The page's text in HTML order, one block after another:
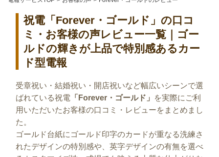
祝電「Forever・ゴールド」の口コ
ミ・お客様の声レビュー一覧｜ゴー
ルドの輝きが上品で特別感あるカー
ド型電報
受章祝い・結婚祝い・開店祝いなど幅広いシーンで選
ばれている祝電 「Forever・ゴールド」
を実際にご利
用いただいたお客様の口コミ・レビューをまとめまし
た。
ゴールド台紙にゴールド印字のカードが重なる洗練さ
れたデザインの特別感や、英字デザインの有無を選べ